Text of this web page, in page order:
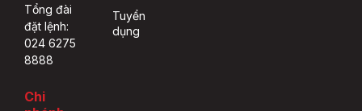
Tổng đài
đặt lệnh:
024 6275
8888
Chi
Tuyển
dụng